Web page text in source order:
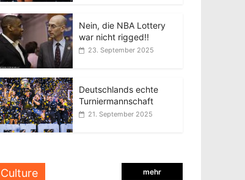
Nein, die NBA Lottery
war nicht rigged!!
23. September 2025
Deutschlands echte
Turniermannschaft
21. September 2025
Culture mehr